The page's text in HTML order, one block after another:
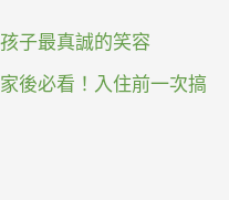
子最真誠的笑容
後必看！入住前一次搞